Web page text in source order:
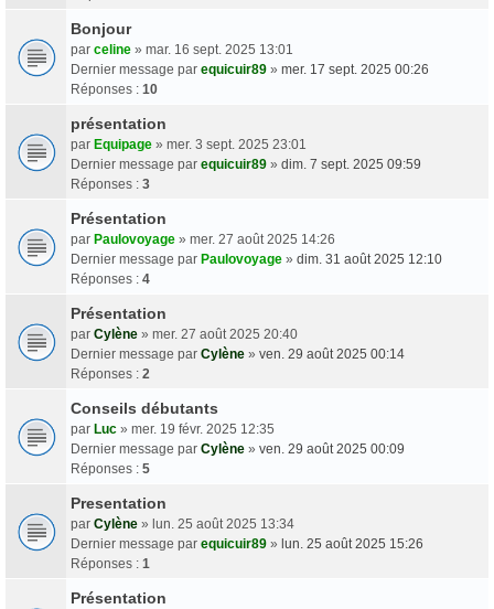
Bonjour
par celine » mar. 16 sept. 2025 13:01
Dernier message par equicuir89 » mer. 17 sept. 2025 00:26
Réponses : 10
présentation
par Equipage » mer. 3 sept. 2025 23:01
Dernier message par equicuir89 » dim. 7 sept. 2025 09:59
Réponses : 3
Présentation
par Paulovoyage » mer. 27 août 2025 14:26
Dernier message par Paulovoyage » dim. 31 août 2025 12:10
Réponses : 4
Présentation
par Cylène » mer. 27 août 2025 20:40
Dernier message par Cylène » ven. 29 août 2025 00:14
Réponses : 2
Conseils débutants
par Luc » mer. 19 févr. 2025 12:35
Dernier message par Cylène » ven. 29 août 2025 00:09
Réponses : 5
Presentation
par Cylène » lun. 25 août 2025 13:34
Dernier message par equicuir89 » lun. 25 août 2025 15:26
Réponses : 1
Présentation